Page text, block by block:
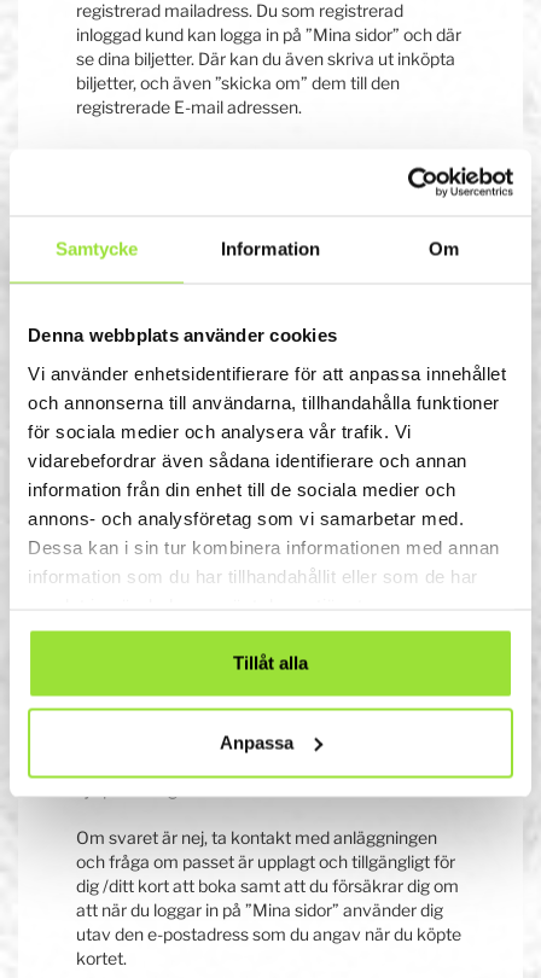
Samtycke Information Om
Denna webbplats använder cookies
Vi använder enhetsidentifierare för att anpassa innehållet
och annonserna till användarna, tillhandahålla funktioner
för sociala medier och analysera vår trafik. Vi
vidarebefordrar även sådana identifierare och annan
information från din enhet till de sociala medier och
annons- och analysföretag som vi samarbetar med.
Dessa kan i sin tur kombinera informationen med annan
information som du har tillhandahållit eller som de har
Tillåt alla
Anpassa
registrerad mailadress. Du som registrerad
inloggad kund kan logga in på ”Mina sidor” och där
se dina biljetter. Där kan du även skriva ut inköpta
biljetter, och även ”skicka om” dem till den
registrerade E-mail adressen.
kommit?
Svar: Vanligaste felet är en felaktig mailadress
Vissa mail-leverantörer kan ta lite längre tid att
leverera mailet.
Vänligen kontrollera din skräppost mapp, så mailet
inte hamnat där.
Du kan behöva ange att avsändaren är en betrodd
Jag kan inte boka
in mig på ett pass?
Finns passet valbart för dig?
Om ja, vad sker när du trycker på boka? Får du
något meddelande och om ja, vad står det för
något? Ta kontakt med anläggningen och
Om svaret är nej, ta kontakt med anläggningen
och fråga om passet är upplagt och tillgängligt för
dig /ditt kort att boka samt att du försäkrar dig om
att när du loggar in på ”Mina sidor” använder dig
utav den e-postadress som du angav när du köpte
kortet.